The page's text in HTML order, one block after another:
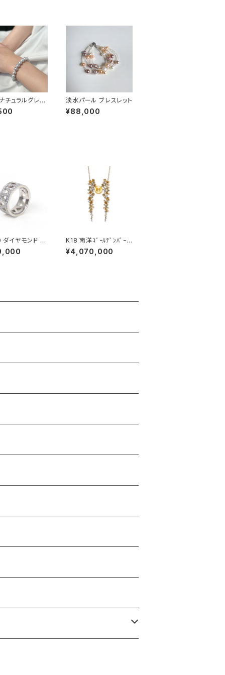
チュラルグレー
レスレット
淡水パール ブレスレット
¥88,000
イヤモンド エ
ーリング
K18 南洋ｺﾞｰﾙﾃﾞﾝﾊﾟｰﾙ
ｻﾌｧｲｱ ﾐﾝﾄｶﾞｰﾈｯﾄ ﾀﾞｲﾔ
ﾓﾝﾄﾞ ﾍﾟﾝﾀﾞﾝﾄﾈｯｸﾚｽ
¥4,070,000